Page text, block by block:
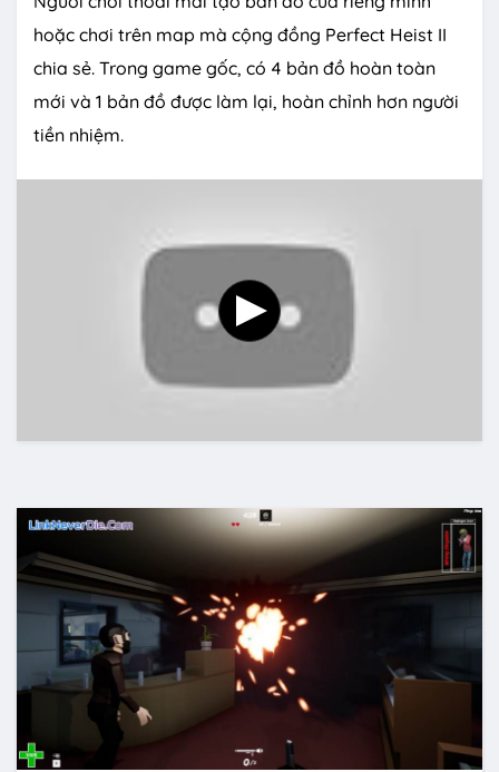
hoặc chơi trên map mà cộng đồng Perfect Heist II
chia sẻ. Trong game gốc, có 4 bản đồ hoàn toàn
mới và 1 bản đồ được làm lại, hoàn chỉnh hơn người
tiền nhiệm.